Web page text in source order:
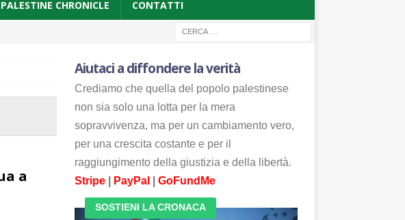
CHRONICLE CONTATTI
a
Aiutaci a diffondere la verità
Crediamo che quella del popolo palestinese
non sia solo una lotta per la mera
sopravvivenza, ma per un cambiamento vero,
per una crescita costante e per il
raggiungimento della giustizia e della libertà.
Stripe| PayPal GoFundMe
SOSTIENI LA CRONACA